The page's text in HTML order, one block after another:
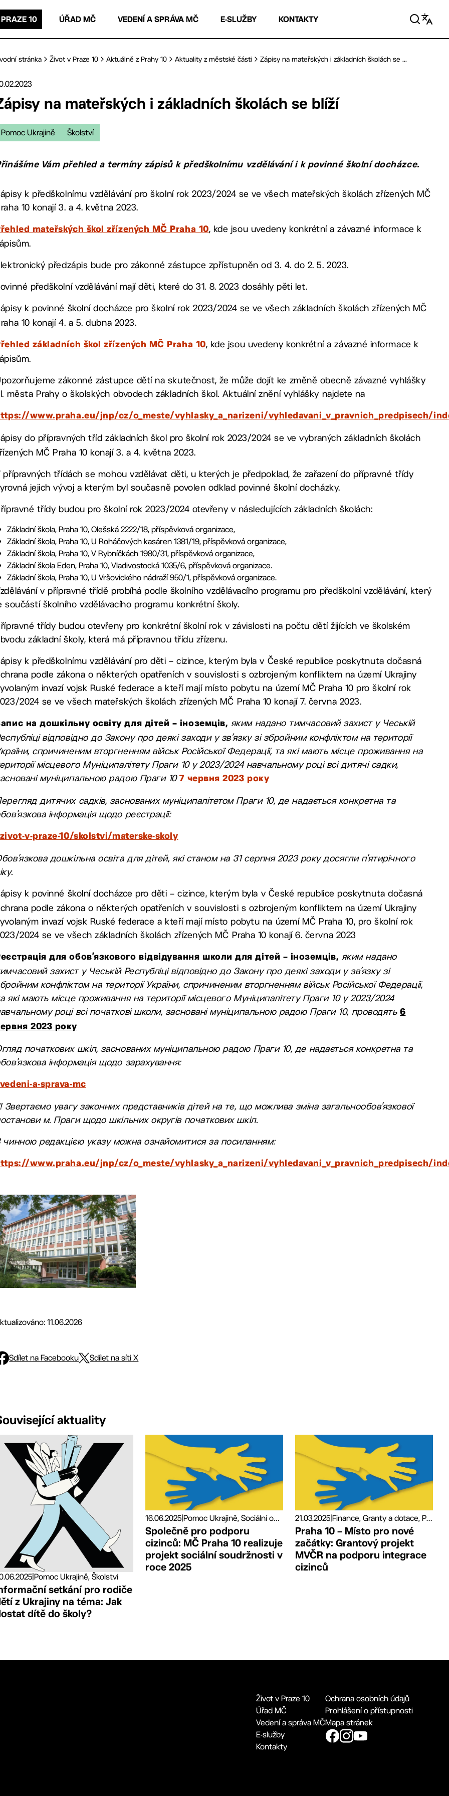
10 ÚŘAD MČ VEDENÍ A SPRÁVA MČ E-SLUŽBY KONTAKTY
stránka Život v Praze 10 Aktuálně z Prahy 10 Aktuality z městské části Zápisy na mateřských i základních školách se ...
na mateřských i základních školách se blíží
Pomoc Ukrajině Školství
Vám přehled a termíny zápisů k předškolnímu vzdělávání i k povinné školní docházce.
k předškolnímu vzdělávání pro školní rok 2023/2024 se ve všech mateřských školách zřízených MČ
10 konají 3. a 4. května 2023.
mateřských škol zřízených MČ Praha 10, kde jsou uvedeny konkrétní a závazné informace k
předzápis bude pro zákonné zástupce zpřístupněn od 3. 4. do 2. 5. 2023.
předškolní vzdělávání mají děti, které do 31. 8. 2023 dosáhly pěti let.
k povinné školní docházce pro školní rok 2023/2024 se ve všech základních školách zřízených MČ
10 konají 4. a 5. dubna 2023.
základních škol zřízených MČ Praha 10, kde jsou uvedeny konkrétní a závazné informace k
zákonné zástupce dětí na skutečnost, že může dojít ke změně obecně závazné vyhlášky
města Prahy o školských obvodech základních škol. Aktuální znění vyhlášky najdete na
www.praha.eu/jnp/cz/o_meste/vyhlasky_a_narizeni/vyhledavani_v_pravnich_predpisech/
do přípravných tříd základních škol pro školní rok 2023/2024 se ve vybraných základních školách
MČ Praha 10 konají 3. a 4. května 2023.
přípravných třídách se mohou vzdělávat děti, u kterých je předpoklad, že zařazení do přípravné třídy
jejich vývoj a kterým byl současně povolen odklad povinné školní docházky.
třídy budou pro školní rok 2023/2024 otevřeny v následujících základních školách:
Základní škola, Praha 10, Olešská 2222/18, příspěvková organizace,
Základní škola, Praha 10, U Roháčových kasáren 1381/19, příspěvková organizace,
Základní škola, Praha 10, V Rybníčkách 1980/31, příspěvková organizace,
Základní škola Eden, Praha 10, Vladivostocká 1035/6, příspěvková organizace.
Základní škola, Praha 10, U Vršovického nádraží 950/1, příspěvková organizace.
v přípravné třídě probíhá podle školního vzdělávacího programu pro předškolní vzdělávání, který
součástí školního vzdělávacího programu konkrétní školy.
třídy budou otevřeny pro konkrétní školní rok v závislosti na počtu dětí žijících ve školském
základní školy, která má přípravnou třídu zřízenu.
k předškolnímu vzdělávání pro děti – cizince, kterým byla v České republice poskytnuta dočasná
podle zákona o některých opatřeních v souvislosti s ozbrojeným konfliktem na území Ukrajiny
invazí vojsk Ruské federace a kteří mají místo pobytu na území MČ Praha 10 pro školní rok
2024 se ve všech mateřských školách zřízených MČ Praha 10 konají 7. června 2023.
на дошкільну освіту для дітей – іноземців, яким надано тимчасовий захист у Чеській
відповідно до Закону про деякі заходи у зв’язку зі збройним конфліктом на території
спричиненим вторгненням військ Російської Федерації, та які мають місце проживання на
місцевого Муніципалітету Праги 10 у 2023/2024 навчальному році всі дитячі садки,
муніципальною радою Праги 107 червня 2023 року
дитячих садків, заснованих муніципалітетом Праги 10, де надається конкретна та
інформація щодо реєстрації:
v-praze-10/skolstvi/materske-skoly
дошкільна освіта для дітей, які станом на 31 серпня 2023 року досягли п’ятирічного
k povinné školní docházce pro děti – cizince, kterým byla v České republice poskytnuta dočasná
podle zákona o některých opatřeních v souvislosti s ozbrojeným konfliktem na území Ukrajiny
invazí vojsk Ruské federace a kteří mají místo pobytu na území MČ Praha 10, pro školní rok
2024 se ve všech základních školách zřízených MČ Praha 10 konají 6. června 2023
для обов’язкового відвідування школи для дітей – іноземців, яким надано
захист у Чеській Республіці відповідно до Закону про деякі заходи у зв’язку зі
конфліктом на території України, спричиненим вторгненням військ Російської Федерації,
які мають місце проживання на території місцевого Муніципалітету Праги 10 у 2023/2024
році всі початкові школи, засновані муніципальною радою Праги 10, проводять 6
2023 року
початкових шкіл, заснованих муніципальною радою Праги 10, де надається конкретна та
інформація щодо зарахування:
a-sprava-mc
Звертаємо увагу законних представників дітей на те, що можлива зміна загальнообов’язкової
м. Праги щодо шкільних округів початкових шкіл.
чинною редакцією указу можна ознайомитися за посиланням:
www.praha.eu/jnp/cz/o_meste/vyhlasky_a_narizeni/vyhledavani_v_pravnich_predpisech/
11.06.2026
Sdílet na Facebooku Sdílet na síti X
aktuality
|Pomoc Ukrajině, Školství
setkání pro rodiče
z Ukrajiny na téma: Jak
dítě do školy?
16.06.2025| Pomoc Ukrajině, Sociální oblast a zdravotnictví
Společně pro podporu
cizinců: MČ Praha 10 realizuje
projekt sociální soudržnosti v
roce 2025
21.03.2025| Finance, Granty a dotace, Pomoc Ukrajině, Sociální oblast a zdravotnictví
Praha 10 – Místo pro nové
začátky: Grantový projekt
MVČR na podporu integrace
cizinců
Život v Praze 10
Úřad MČ
Vedení a správa MČ
E-služby
Kontakty
Ochrana osobních údajů
Prohlášení o přístupnosti
Mapa stránek